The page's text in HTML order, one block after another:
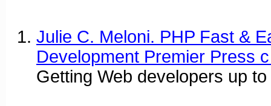
Julie C. Meloni. PHP Fast &
Development Premier Press
Getting Web developers up